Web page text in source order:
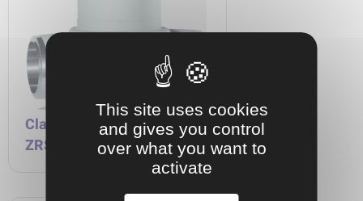
Clapet de non-retour KSB
ZRS
This site uses cookies
and gives you control
over what you want to
activate